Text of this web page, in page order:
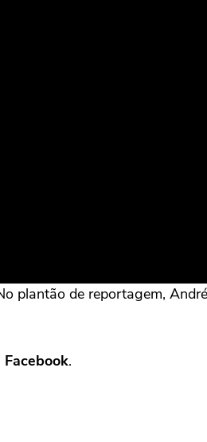
plantão de reportagem,
.